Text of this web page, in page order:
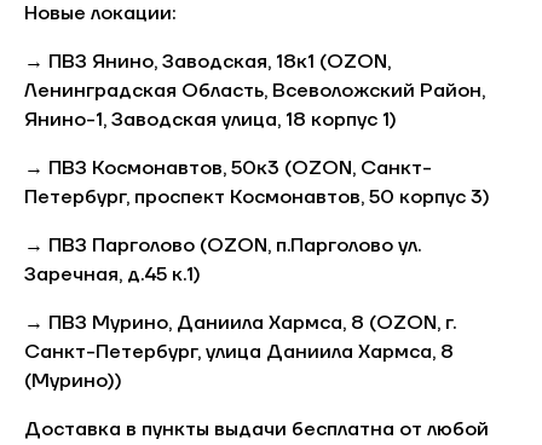
Новые локации:
→ ПВЗ Янино, Заводская, 18к1 (OZON,
Ленинградская Область, Всеволожский Район,
Янино-1, Заводская улица, 18 корпус 1)
→ ПВЗ Космонавтов, 50к3 (OZON, Санкт-
Петербург, проспект Космонавтов, 50 корпус 3)
→ ПВЗ Парголово (OZON, п.Парголово ул.
Заречная, д.45 к.1)
→ ПВЗ Мурино, Даниила Хармса, 8 (OZON, г.
Санкт-Петербург, улица Даниила Хармса, 8
(Мурино))
Доставка в пункты выдачи бесплатна от любой